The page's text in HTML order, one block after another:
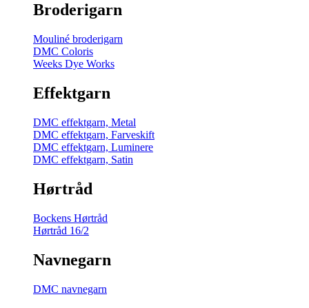
Broderigarn
Mouliné broderigarn
DMC Coloris
Weeks Dye Works
Effektgarn
DMC effektgarn, Metal
DMC effektgarn, Farveskift
DMC effektgarn, Luminere
DMC effektgarn, Satin
Hørtråd
Bockens Hørtråd
Hørtråd 16/2
Navnegarn
DMC navnegarn